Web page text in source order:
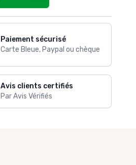
Paiement sécurisé
Carte Bleue, Paypal ou chèque
Avis clients certifiés
Par Avis Vérifiés